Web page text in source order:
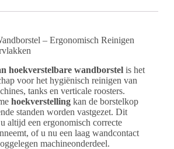
– Ergonomisch Reinigen
hoekverstelbare wandborstelis het
voor het hygiënisch reinigen van
tanks en verticale roosters.
hoekverstellingkan de borstelkop
standen worden vastgezet. Dit
altijd een ergonomisch correcte
of u nu een laag wandcontact
machineonderdeel.